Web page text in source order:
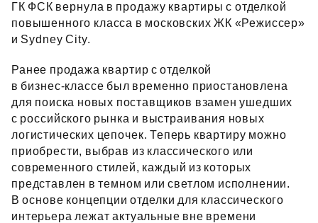
ГК ФСК вернула в продажу квартиры с отделкой
повышенного класса в московских ЖК «Режиссер»
и Sydney City.
Ранее продажа квартир с отделкой
в бизнес‑классе был временно приостановлена
для поиска новых поставщиков взамен ушедших
с российского рынка и выстраивания новых
логистических цепочек. Теперь квартиру можно
приобрести, выбрав из классического или
современного стилей, каждый из которых
представлен в темном или светлом исполнении.
В основе концепции отделки для классического
интерьера лежат актуальные вне времени